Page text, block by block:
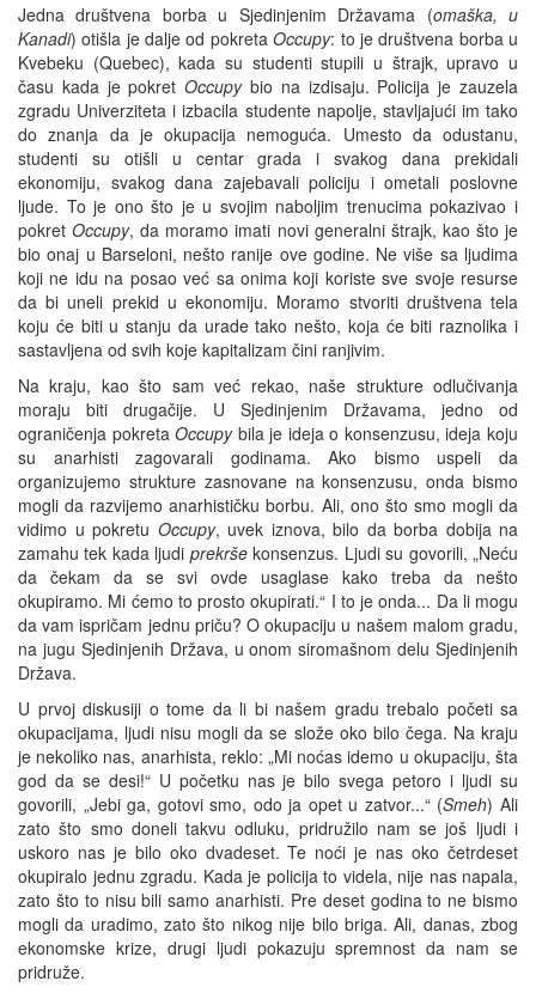
Jedna društvena borba u Sjedinjenim Državama (omaška, u
Kanadi) otišla je dalje od pokretaOccupy: to je društvena borba u
Kvebeku (Quebec), kada su studenti stupili u štrajk, upravo u
času kada je pokretOccupybio na izdisaju. Policija je zauzela
zgradu Univerziteta i izbacila studente napolje, stavljajući im tako
do znanja da je okupacija nemoguća. Umesto da odustanu,
studenti su otišli u centar grada i svakog dana prekidali
ekonomiju, svakog dana zajebavali policiju i ometali poslovne
ljude. To je ono što je u svojim naboljim trenucima pokazivao i
pokretOccupy, da moramo imati novi generalni štrajk, kao što je
bio onaj u Barseloni, nešto ranije ove godine. Ne više sa ljudima
koji ne idu na posao već sa onima koji koriste sve svoje resurse
da bi uneli prekid u ekonomiju. Moramo stvoriti društvena tela
koju će biti u stanju da urade tako nešto, koja će biti raznolika i
sastavljena od svih koje kapitalizam čini ranjivim.
Na kraju, kao što sam već rekao, naše strukture odlučivanja
moraju biti drugačije. U Sjedinjenim Državama, jedno od
ograničenja pokretaOccupybila je ideja o konsenzusu, ideja koju
su anarhisti zagovarali godinama. Ako bismo uspeli da
organizujemo strukture zasnovane na konsenzusu, onda bismo
mogli da razvijemo anarhističku borbu. Ali, ono što smo mogli da
vidimo u pokretu Occupy, uvek iznova, bilo da borba dobija na
zamahu tek kada ljudi prekršekonsenzus. Ljudi su govorili, „Neću
da čekam da se svi ovde usaglase kako treba da nešto
okupiramo. Mi ćemo to prosto okupirati.“ I to je onda... Da li mogu
da vam ispričam jednu priču? O okupaciju u našem malom gradu,
na jugu Sjedinjenih Država, u onom siromašnom delu Sjedinjenih
Država.
U prvoj diskusiji o tome da li bi našem gradu trebalo početi sa
okupacijama, ljudi nisu mogli da se slože oko bilo čega. Na kraju
je nekoliko nas, anarhista, reklo: „Mi noćas idemo u okupaciju, šta
god da se desi!“ U početku nas je bilo svega petoro i ljudi su
govorili, „Jebi ga, gotovi smo, odo ja opet u zatvor...“ (Smeh) Ali
zato što smo doneli takvu odluku, pridružilo nam se još ljudi i
uskoro nas je bilo oko dvadeset. Te noći je nas oko četrdeset
okupiralo jednu zgradu. Kada je policija to videla, nije nas napala,
zato što to nisu bili samo anarhisti. Pre deset godina to ne bismo
mogli da uradimo, zato što nikog nije bilo briga. Ali, danas, zbog
ekonomske krize, drugi ljudi pokazuju spremnost da nam se
pridruže.